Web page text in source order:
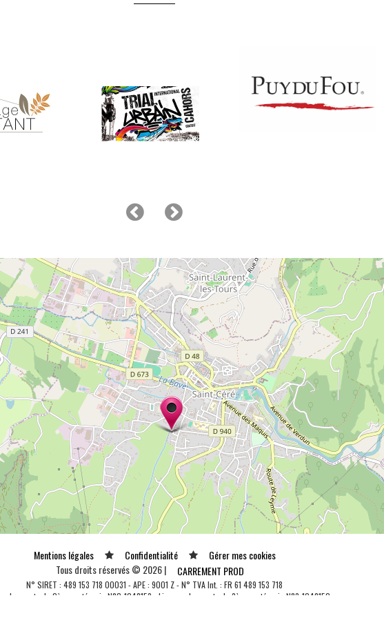
Mentions légales Confidentialité
Gérer mes cookies
Tous droits réservés © 2026 |
CARREMENT PROD
N° SIRET : 489 153 718 00031 - APE : 9001 Z - N° TVA Int. : FR 61 489 153 718
de spectacle 2ème catégorie N°2-1048153 - Licence de spectacle 3ème catégorie N°3-1048152